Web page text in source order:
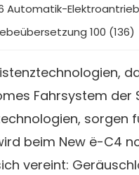
Automatik-Elektroantrieb
100 (136)
Fahrsystem der
sorgen
beim New ë-C4
vereint: